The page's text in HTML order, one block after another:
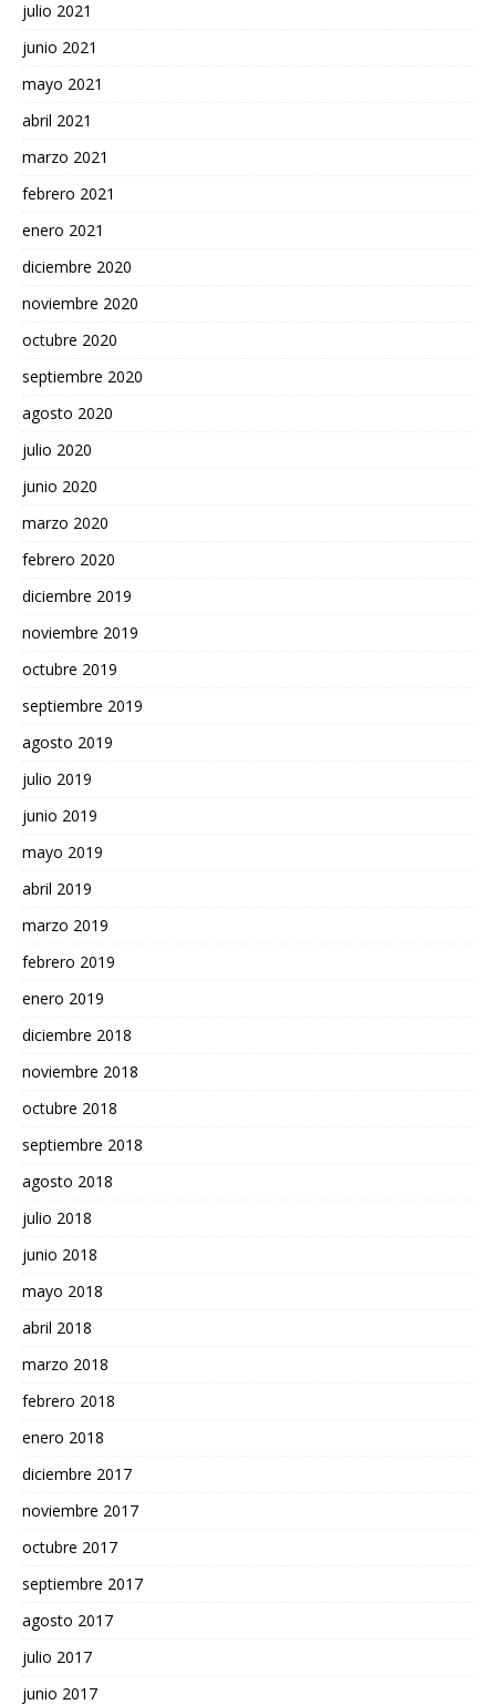
julio 2021
junio 2021
mayo 2021
abril 2021
marzo 2021
febrero 2021
enero 2021
diciembre 2020
noviembre 2020
octubre 2020
septiembre 2020
agosto 2020
julio 2020
junio 2020
marzo 2020
febrero 2020
diciembre 2019
noviembre 2019
octubre 2019
septiembre 2019
agosto 2019
julio 2019
junio 2019
mayo 2019
abril 2019
marzo 2019
febrero 2019
enero 2019
diciembre 2018
noviembre 2018
octubre 2018
septiembre 2018
agosto 2018
julio 2018
junio 2018
mayo 2018
abril 2018
marzo 2018
febrero 2018
enero 2018
diciembre 2017
noviembre 2017
octubre 2017
septiembre 2017
agosto 2017
julio 2017
junio 2017